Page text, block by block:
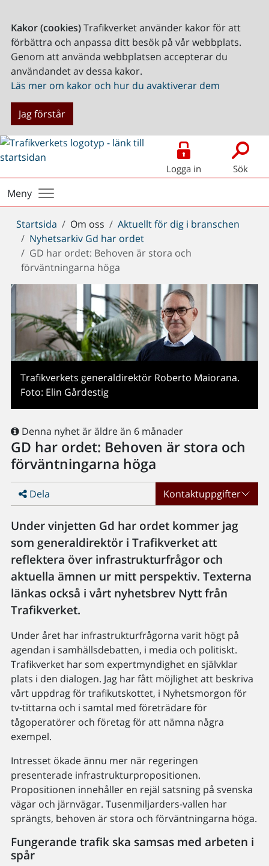
Kakor (cookies)Trafikverket använder kakor för att
förbättra och anpassa ditt besök på vår webbplats.
Genom att använda webbplatsen accepterar du
användandet av dessa kakor.
Läs mer om kakor och hur du avaktiverar dem
Jag förstår
Logga in Sök
Meny
Du
är
här:
Startsida Om oss
Aktuellt för dig i branschen
Nyhetsarkiv Gd har ordet
GD har ordet: Behoven är stora och
förväntningarna höga
Trafikverkets generaldirektör Roberto Maiorana.
Foto: Elin Gårdestig
Denna nyhet är äldre än 6 månader
GD har ordet: Behoven är stora och
förväntningarna höga
Dela Kontaktuppgifter
Under vinjetten Gd har ordet kommer jag
som generaldirektör i Trafikverket att
reflektera över infrastrukturfrågor och
aktuella ämnen ur mitt perspektiv. Texterna
länkas också i vårt nyhetsbrev Nytt från
Trafikverket.
Under året har infrastrukturfrågorna varit högt på
agendan i samhällsdebatten, i media och politiskt.
Trafikverket har som expertmyndighet en självklar
plats i den dialogen. Jag har fått möjlighet att beskriva
vårt uppdrag för trafikutskottet, i Nyhetsmorgon för
tv-tittarna och i samtal med företrädare för
tågoperatörer och företag för att nämna några
exempel.
Intresset ökade ännu mer när regeringen
presenterade infrastrukturpropositionen.
Propositionen innehåller en rejäl satsning på svenska
vägar och järnvägar. Tusenmiljarders-vallen har
sprängts, behoven är stora och förväntningarna höga.
Fungerande trafik ska samsas med arbeten i
spår